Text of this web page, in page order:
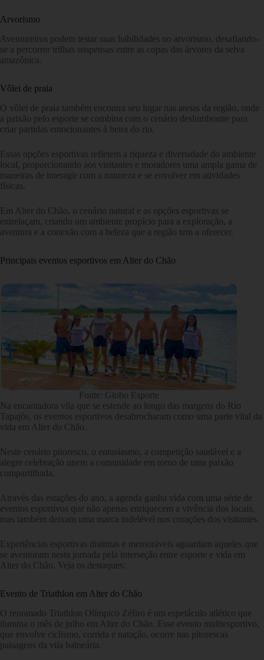
Arvorismo
Aventureiros podem testar suas habilidades no arvorismo, desafiando-
se a percorrer trilhas suspensas entre as copas das árvores da selva
amazônica.
Vôlei de praia
O vôlei de praia também encontra seu lugar nas areias da região, onde
a paixão pelo esporte se combina com o cenário deslumbrante para
criar partidas emocionantes à beira do rio.
Essas opções esportivas refletem a riqueza e diversidade do ambiente
local, proporcionando aos visitantes e moradores uma ampla gama de
maneiras de interagir com a natureza e se envolver em atividades
físicas.
Em Alter do Chão, o cenário natural e as opções esportivas se
entrelaçam, criando um ambiente propício para a exploração, a
aventura e a conexão com a beleza que a região tem a oferecer.
Principais eventos esportivos em Alter do Chão
Fonte: Globo Esporte
Na encantadora vila que se estende ao longo das margens do Rio
Tapajós, os eventos esportivos desabrocharam como uma parte vital da
vida em Alter do Chão.
Neste cenário pitoresco, o entusiasmo, a competição saudável e a
alegre celebração unem a comunidade em torno de uma paixão
compartilhada.
Através das estações do ano, a agenda ganha vida com uma série de
eventos esportivos que não apenas enriquecem a vivência dos locais,
mas também deixam uma marca indelével nos corações dos visitantes.
Experiências esportivas distintas e memoráveis aguardam aqueles que
se aventuram nesta jornada pela interseção entre esporte e vida em
Alter do Chão. Veja os destaques:
Evento de Triathlon em Alter do Chão
O renomado Triathlon Olímpico Zéfiro é um espetáculo atlético que
ilumina o mês de julho em Alter do Chão. Esse evento multiesportivo,
que envolve ciclismo, corrida e natação, ocorre nas pitorescas
paisagens da vila balneária.